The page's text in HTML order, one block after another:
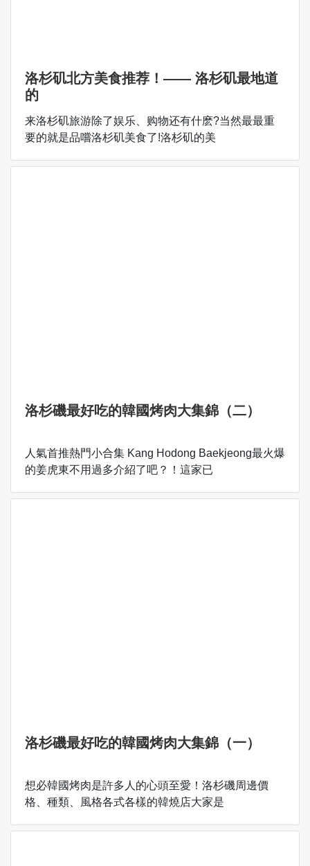
洛杉矶北方美食推荐！—— 洛杉矶最地道
的
来洛杉矶旅游除了娱乐、购物还有什麽?当然最最重
要的就是品嚐洛杉矶美食了!洛杉矶的美
洛杉磯最好吃的韓國烤肉大集錦（二）
人氣首推熱門小合集 Kang Hodong Baekjeong最火爆
的姜虎東不用過多介紹了吧？！這家已
洛杉磯最好吃的韓國烤肉大集錦（一）
想必韓國烤肉是許多人的心頭至愛！洛杉磯周邊價
格、種類、風格各式各樣的韓燒店大家是